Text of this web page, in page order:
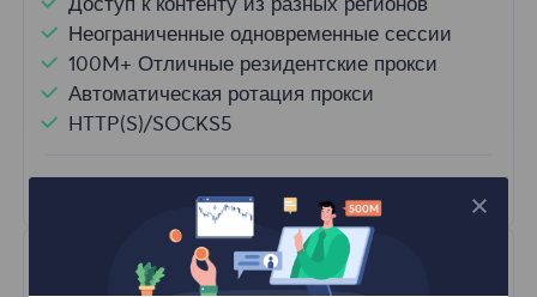
Доступ к контенту из разных регионов
Неограниченные одновременные сессии
100M+ Отличные резидентские прокси
Автоматическая ротация прокси
HTTP(S)/SOCKS5